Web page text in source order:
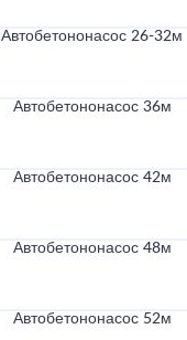
Автобетононасос 26-32м
Автобетононасос 36м
Автобетононасос 42м
Автобетононасос 48м
Автобетононасос 52м